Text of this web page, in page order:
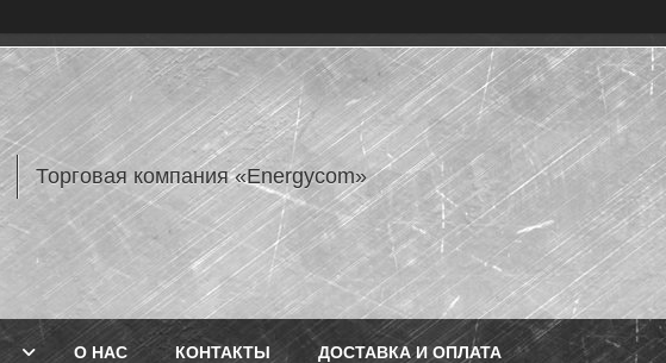
Торговая компания «Energycom»
О НАС КОНТАКТЫ ДОСТАВКА И ОПЛАТА